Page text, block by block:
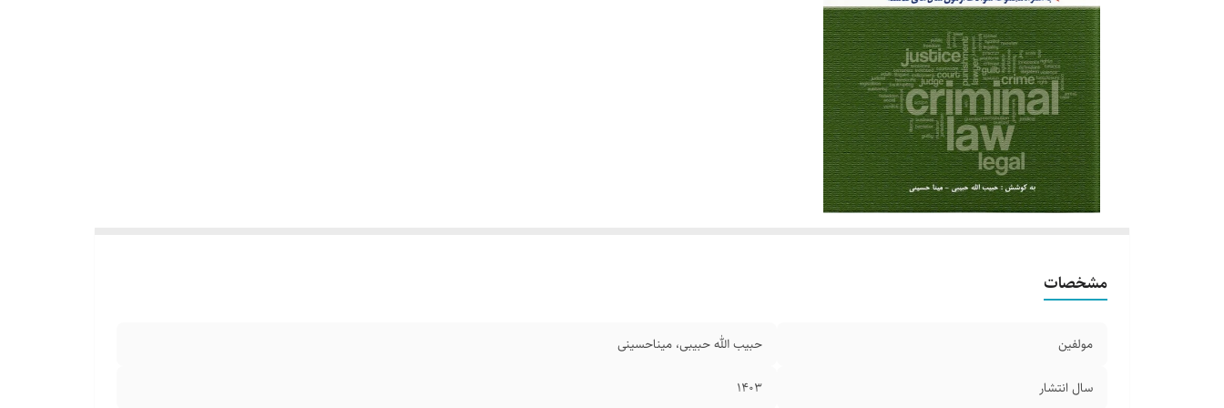
مشخصات
مولفین حبیب الله حبیبی، مینا‌حسینی
سال انتشار ۱۴۰۳